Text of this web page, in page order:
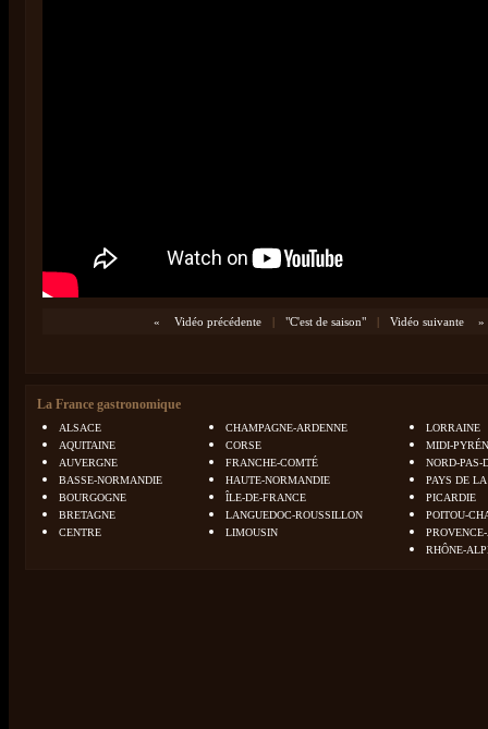
« Vidéo précédente | "C'est de saison" | Vidéo suivante »
La France gastronomique
ALSACE
AQUITAINE
AUVERGNE
BASSE-NORMANDIE
BOURGOGNE
BRETAGNE
CENTRE
CHAMPAGNE-ARDENNE
CORSE
FRANCHE-COMTÉ
HAUTE-NORMANDIE
ÎLE-DE-FRANCE
LANGUEDOC-ROUSSILLON
LIMOUSIN
LORRAINE
MIDI-
NORD-PAS-
PAYS DE
PICARDIE
POITOU-
RHÔNE-